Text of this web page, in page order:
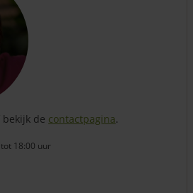
de contactpagina.
tot 18:00 uur